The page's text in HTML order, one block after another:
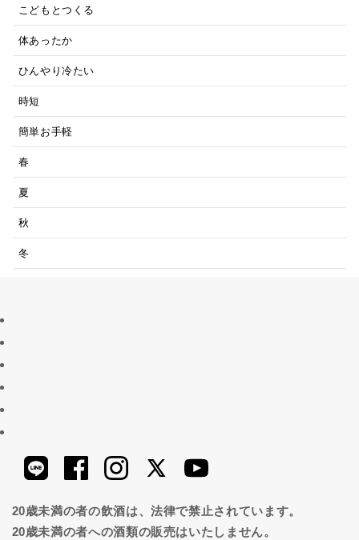
こどもとつくる
体あったか
ひんやり冷たい
時短
簡単お手軽
春
夏
秋
冬
20歳未満の者の飲酒は、法律で禁止されています。
20歳未満の者への酒類の販売はいたしません。